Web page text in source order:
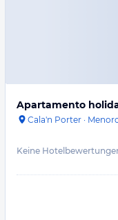
Apartamento
Cala'n Porter ·
Keine